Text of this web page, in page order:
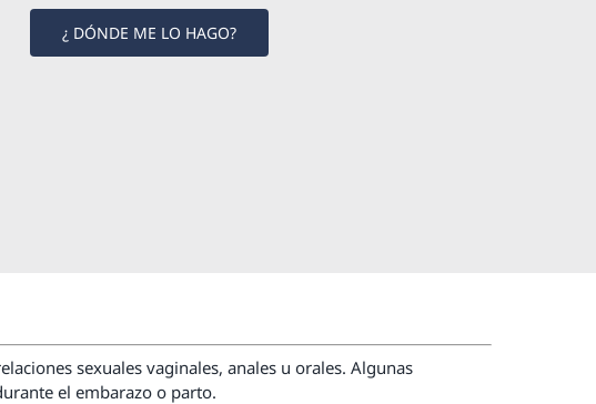
¿ DÓNDE ME LO HAGO?
sexuales vaginales, anales u orales. Algunas
el embarazo o parto.